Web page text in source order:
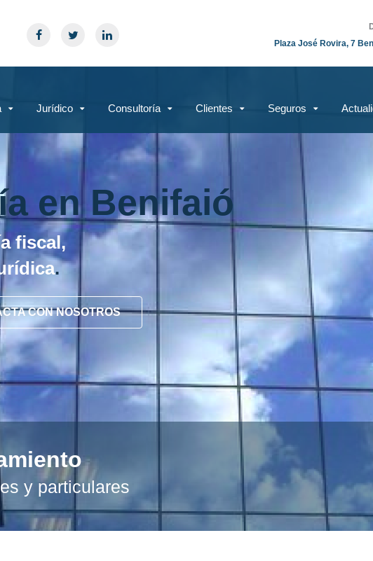
Plaza José Rovira, 7
Jurídico Consultoría Clientes Seguros
en Benifaió
fiscal,
.
CON NOSOTROS
y particulares